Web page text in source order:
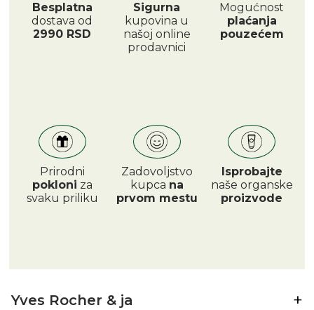
Besplatna
dostava od
2990 RSD
Sigurna
kupovina u
našoj online
prodavnici
Mogućnost
plaćanja
pouzećem
Prirodni
pokloni za
svaku priliku
Zadovoljstvo
kupca na
prvom mestu
Isprobajte
naše organske
proizvode
Yves Rocher & ja